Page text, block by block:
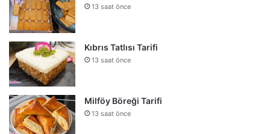
13 saat önce
Kıbrıs Tatlısı Tarifi
13 saat önce
Milföy Böreği Tarifi
13 saat önce